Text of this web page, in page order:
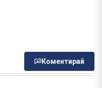
Коментирай